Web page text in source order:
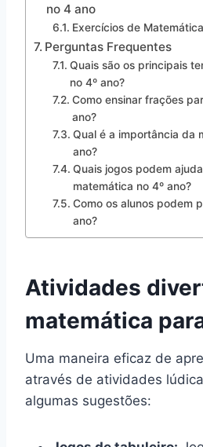
no 4 ano
Exercícios de
Perguntas Frequentes
Quais são os principais
no 4º ano?
Como ensinar frações
ano?
Qual é a importância da
ano?
Quais jogos podem
matemática no 4º ano?
Como os alunos podem
ano?
Atividades
matemática
Uma maneira eficaz de
através de atividades
algumas sugestões: